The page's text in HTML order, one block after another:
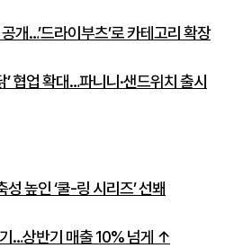
개…’드라이부츠’로 카테고리 확장
협업 확대…파니니·샌드위치 출시
높인 ‘쿨-링 시리즈’ 선봬
기…상반기 매출 10% 넘게 ↑